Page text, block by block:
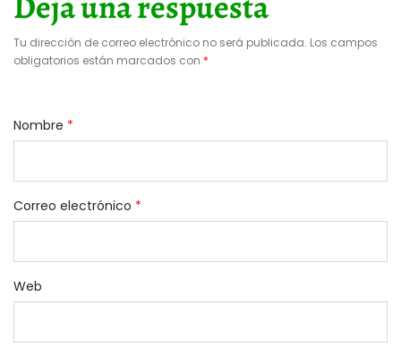
Tu dirección de correo electrónico no será publicada. Los campos
obligatorios están marcados con *
Nombre *
Correo electrónico *
Web